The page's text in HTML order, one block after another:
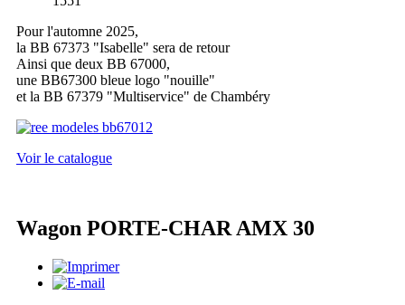
Pour l'automne 2025,
la BB 67373 "Isabelle" sera de retour
Ainsi que deux BB 67000,
une BB67300 bleue logo "nouille"
et la BB 67379 "Multiservice" de Chambéry
Voir le catalogue
Wagon PORTE-CHAR AMX 30